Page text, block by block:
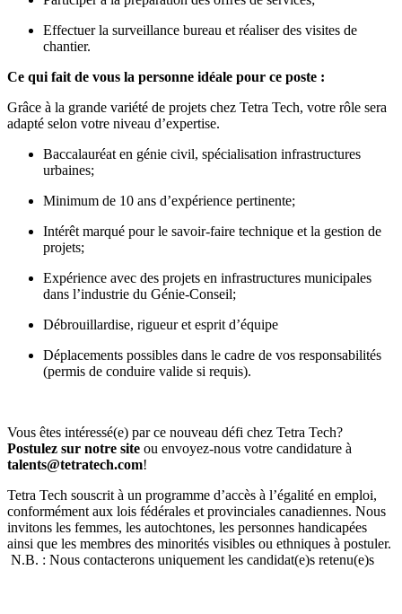
Effectuer la surveillance bureau et réaliser des visites de
chantier.
Ce qui fait de vous la personne idéale pour ce poste :
Grâce à la grande variété de projets chez Tetra Tech, votre rôle sera
adapté selon votre niveau d’expertise.
Baccalauréat en génie civil, spécialisation infrastructures
urbaines;
Minimum de 10 ans d’expérience pertinente;
Intérêt marqué pour le savoir-faire technique et la gestion de
projets;
Expérience avec des projets en infrastructures municipales
dans l’industrie du Génie-Conseil;
Débrouillardise, rigueur et esprit d’équipe
Déplacements possibles dans le cadre de vos responsabilités
(permis de conduire valide si requis).
Vous êtes intéressé(e) par ce nouveau défi chez Tetra Tech?
Postulez sur notre site ou envoyez-nous votre candidature à
talents@tetratech.com!
Tetra Tech souscrit à un programme d’accès à l’égalité en emploi,
conformément aux lois fédérales et provinciales canadiennes. Nous
invitons les femmes, les autochtones, les personnes handicapées
ainsi que les membres des minorités visibles ou ethniques à postuler.
N.B. : Nous contacterons uniquement les candidat(e)s retenu(e)s